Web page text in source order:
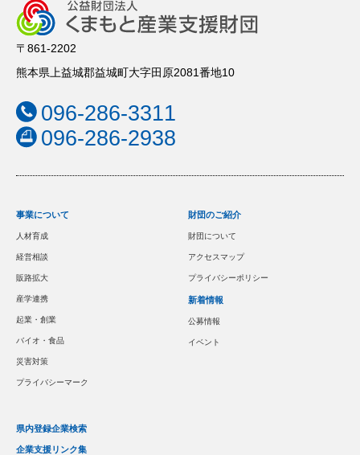
〒861-2202
熊本県上益城郡益城町大字田原2081番地10
096-286-3311
096-286-2938
事業について
人材育成
経営相談
販路拡大
産学連携
起業・創業
バイオ・食品
災害対策
プライバシーマーク
財団のご紹介
財団について
アクセスマップ
プライバシーポリシー
新着情報
公募情報
イベント
県内登録企業検索
企業支援リンク集